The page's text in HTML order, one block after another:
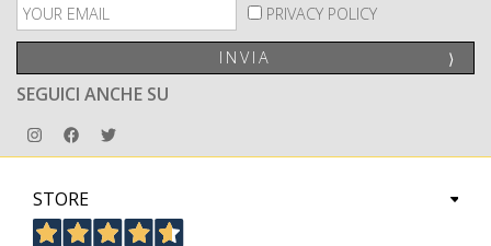
PRIVACY POLICY
INVIA ⟩
SEGUICI ANCHE SU
STORE